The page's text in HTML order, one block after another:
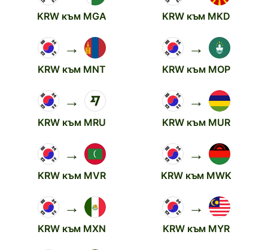
KRW към MGA KRW към MKD
→
KRW към MNT
→
KRW към MOP
→
KRW към MRU
→
KRW към MUR
→
KRW към MVR
→
KRW към MWK
→
KRW към MXN
→
KRW към MYR